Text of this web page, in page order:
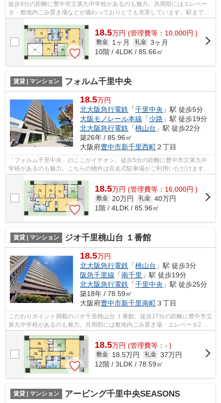
徒歩9分の距離に豊中市立第九中学校があるのも魅力。共用部にはエレベー
タ・敷地内ごみ置き場などが備わっておりとても充実しています。駅まで徒
18.5万円 (管理費等：10,000円 )
敷金 1ヶ月 礼金 3ヶ月
10階 / 4LDK / 85.66㎡
賃貸 | マンション フォルム千里中央
18.5万円
北大阪急行電鉄 「千里中央 」駅 徒歩5分
大阪モノレール本線 「少路 」駅 徒歩19分
北大阪急行電鉄 「桃山台 」駅 徒歩22分
築26年 / 85.96㎡
大阪府豊中市新千里西町２丁目
「フォルム千里中央」のここがイチオシ。徒歩5分の距離に豊中市立第九中
学校があるのも魅力。こちらの物件は自走式駐車場がご利用いただけます。
18.5万円 (管理費等：16,000円 )
敷金 20万円 礼金 40万円
1階 / 4LDK / 85.96㎡
賃貸 | マンション ジオ千里桃山台 １番館
18.5万円
北大阪急行電鉄 「桃山台 」駅 徒歩3分
阪急千里線 「南千里 」駅 徒歩19分
北大阪急行電鉄 「千里中央 」駅 徒歩25分
築18年 / 78.59㎡
大阪府豊中市新千里南町３丁目
こだわりポイント満載のジオ千里桃山台 １番館。徒歩17分の距離に豊中市立
第九中学校があるのも魅力。共用部には敷地内ごみ置き場・エレベータ2基
18.5万円 (管理費等：- )
敷金 18.5万円 礼金 37万円
12階 / 3LDK / 78.59㎡
賃貸 | マンション アービング千里中央SEASONS